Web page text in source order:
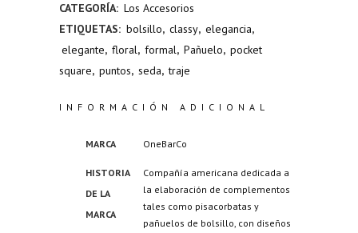
CATEGORÍA: Los Accesorios
ETIQUETAS: bolsillo, classy, elegancia,
elegante, floral, formal, Pañuelo, pocket
square, puntos, seda, traje
INFORMACIÓN ADICIONAL
MARCA OneBarCo
HISTORIA
DE LA
MARCA
Compañía americana dedicada a
la elaboración de complementos
tales como pisacorbatas y
pañuelos de bolsillo, con diseños